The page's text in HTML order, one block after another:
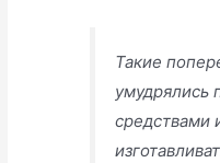
Такие
умудрялись
средствами